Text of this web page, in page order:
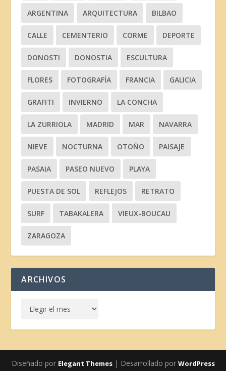
ARGENTINA ARQUITECTURA BILBAO
CALLE CEMENTERIO CORME DEPORTE
DONOSTI DONOSTIA ESCULTURA
FLORES FOTOGRAFÍA FRANCIA GALICIA
GRAFITI INVIERNO LA CONCHA
LA ZURRIOLA MADRID MAR NAVARRA
NIEVE NOCTURNA OTOÑO PAISAJE
PASAIA PASEO NUEVO PLAYA
PUESTA DE SOL REFLEJOS RETRATO
SURF TABAKALERA VIEUX-BOUCAU
ZARAGOZA
ARCHIVOS
Diseñado por Elegant Themes| Desarrollado por WordPress